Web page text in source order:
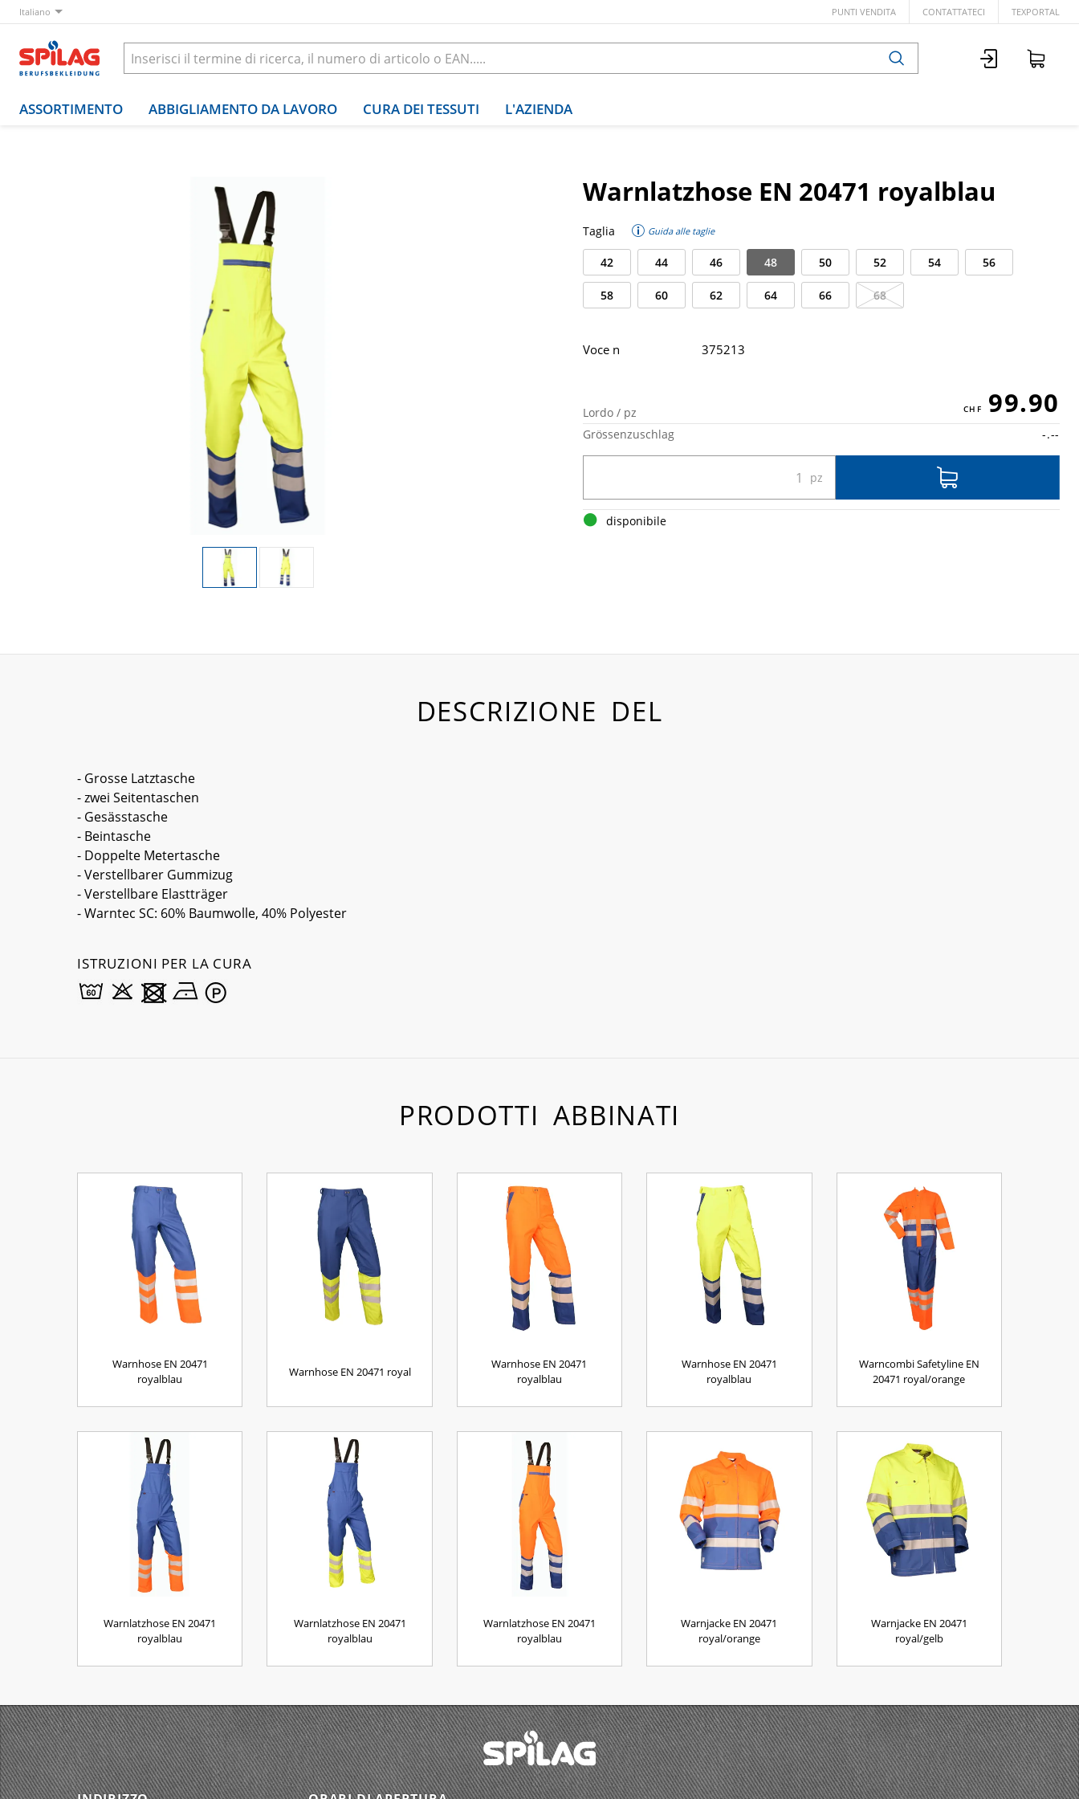
Italiano PUNTI VENDITA CONTATTATECI TEXPORTAL
ASSORTIMENTO ABBIGLIAMENTO DA LAVORO CURA DEI TESSUTI L'AZIENDA
Warnlatzhose EN 20471 royalblau
Taglia Guida alle taglie
42 44 46 48 50 52 54 56
58 60 62 64 66 68
Lordo / pz 99.90
Grössenzuschlag -.--
disponibile
Voce n 375213
DESCRIZIONE DEL
- Grosse Latztasche
- zwei Seitentaschen
- Gesässtasche
- Beintasche
- Doppelte Metertasche
- Verstellbarer Gummizug
- Verstellbare Elastträger
- Warntec SC: 60% Baumwolle, 40% Polyester
ISTRUZIONI PER LA CURA
PRODOTTI ABBINATI
Warnhose EN 20471
royalblau
Warnhose EN 20471 royal
Warnhose EN 20471
royalblau
Warnhose EN 20471
royalblau
Warncombi Safetyline EN
20471 royal/orange
Warnlatzhose EN 20471
royalblau
Warnlatzhose EN 20471
royalblau
Warnlatzhose EN 20471
royalblau
Warnjacke EN 20471
royal/orange
Warnjacke EN 20471
royal/gelb